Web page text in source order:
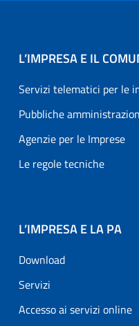
L’IMPRESA E IL
Servizi telematici per le
Pubbliche
Agenzie per le Imprese
Le regole tecniche
L’IMPRESA E LA PA
Download
Servizi
Accesso ai servizi online